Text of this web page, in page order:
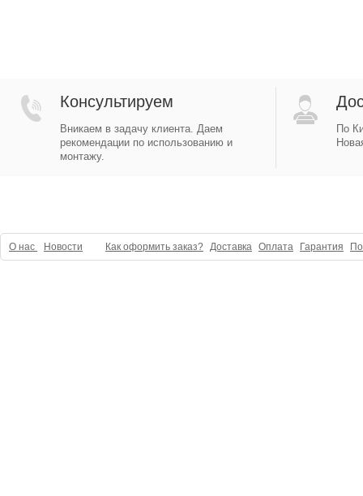
Консультируем
Вникаем в задачу клиента. Даем
рекомендации по использованию и
монтажу.
По
О нас Новости Как оформить заказ? Доставка Оплата Гарантия